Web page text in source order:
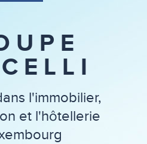
l'immobilier,
et l'hôtellerie